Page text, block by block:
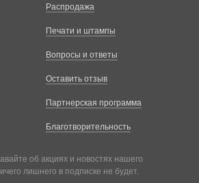
Распродажа
Печати и штампы
Вопросы и ответы
Оставить отзыв
Партнерская программа
Благотворительность
об акциях и новостях нашего
лишнего в подписке не будет.